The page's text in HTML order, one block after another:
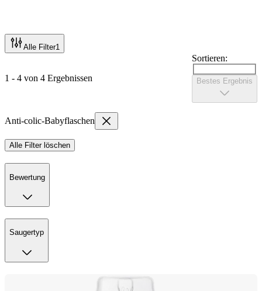
Alle Filter1
1 - 4 von 4 Ergebnissen
Sortieren:
Bestes Ergebnis
Anti-colic-Babyflaschen
Alle Filter löschen
Bewertung
Saugertyp